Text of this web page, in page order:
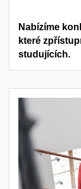
Nabízíme
které
studujících.